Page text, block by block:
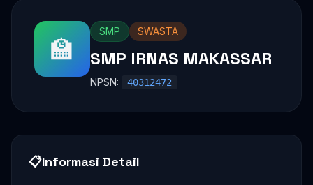
🏫
SMP SWASTA
SMP IRNAS MAKASSAR
NPSN: 40312472
📋Informasi Detail